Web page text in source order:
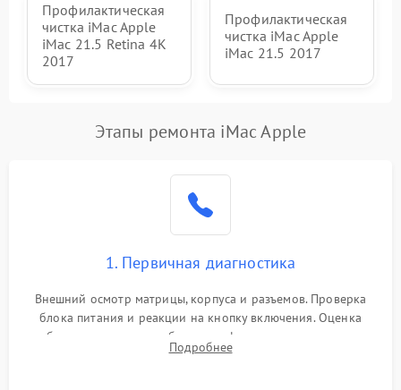
Профилактическая
чистка iMac Apple
iMac 21.5 Retina 4K
2017
Профилактическая
чистка iMac Apple
iMac 21.5 2017
Этапы ремонта iMac Apple
1. Первичная диагностика
Внешний осмотр матрицы, корпуса и разъемов. Проверка
блока питания и реакции на кнопку включения. Оценка
изображения, звука и работы периферии для сужения круга
возможных неисправностей перед вскрытием.
Подробнее